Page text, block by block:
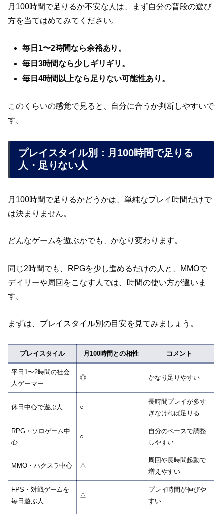
月100時間で足りるか不安な人は、まず自分の普段の遊び
方を当てはめてみてください。
毎日1〜2時間なら余裕あり。
毎日3時間なら少しギリギリ。
毎日4時間以上なら足りない可能性あり。
このくらいの感覚で見ると、自分に合うか判断しやすいで
す。
プレイスタイル別：月100時間で足りる
人・足りない人
月100時間で足りるかどうかは、単純なプレイ時間だけで
は決まりません。
どんなゲームを遊ぶかでも、かなり変わります。
同じ2時間でも、RPGを少し進めるだけの人と、MMOで
デイリーや周回をこなす人では、時間の使い方が違いま
す。
まずは、プレイスタイル別の目安を見てみましょう。
プレイスタイル 月100時間との相性 コメント
平日1〜2時間の社会
人ゲーマー
◎ かなり足りやすい
休日中心で遊ぶ人 ○
長時間プレイが多す
ぎなければ足りる
RPG・ソロゲーム中
心
○
自分のペースで調整
しやすい
MMO・ハクスラ中心 △
周回や長時間起動で
増えやすい
FPS・対戦ゲームを
毎日遊ぶ人
△
プレイ時間が伸びや
すい